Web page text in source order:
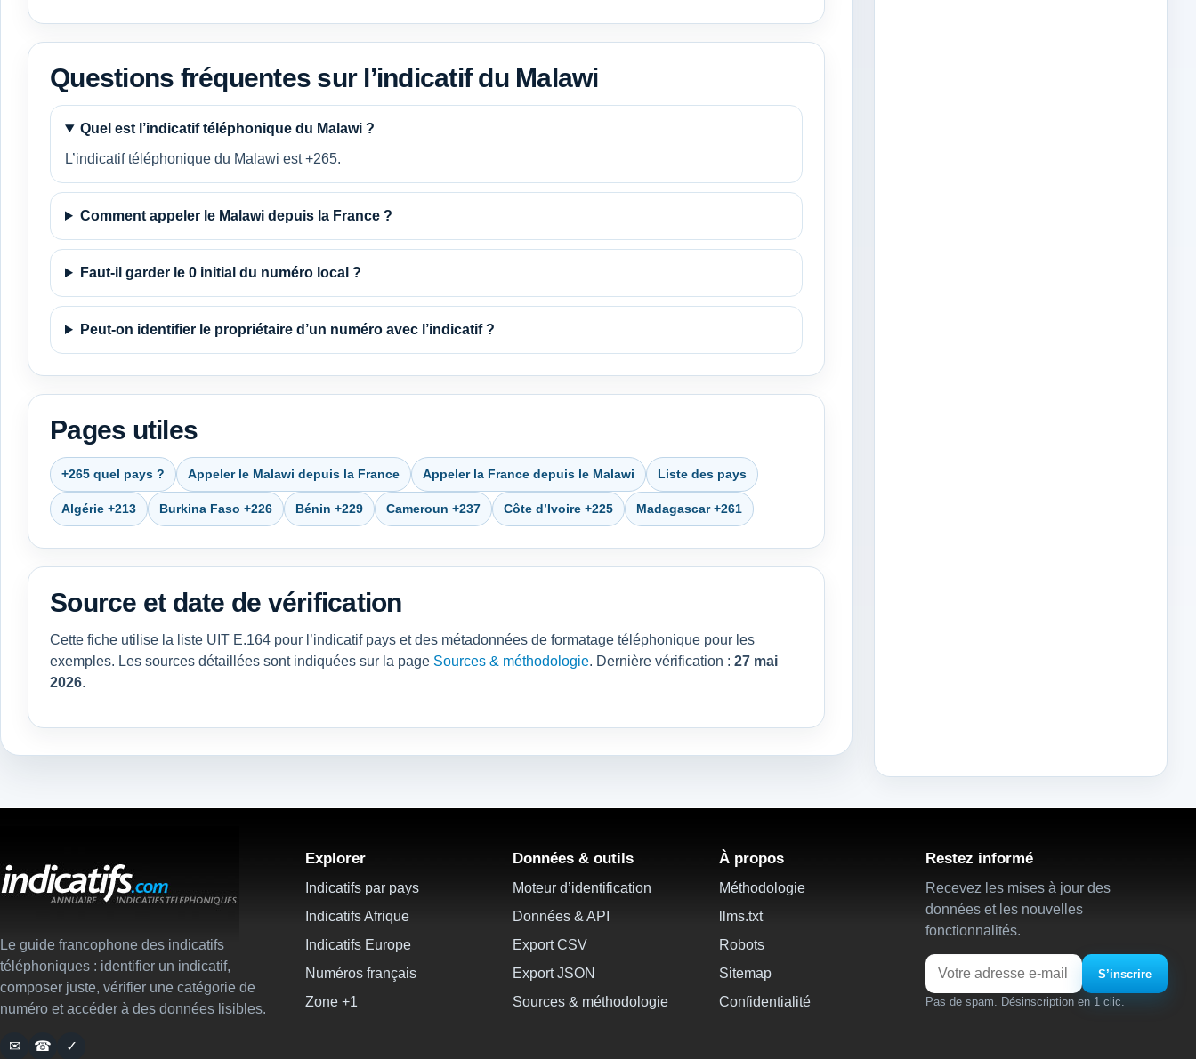
Questions fréquentes sur l’indicatif du Malawi
Quel est l’indicatif téléphonique du Malawi ?
L’indicatif téléphonique du Malawi est +265.
Comment appeler le Malawi depuis la France ?
Faut-il garder le 0 initial du numéro local ?
Peut-on identifier le propriétaire d’un numéro avec l’indicatif ?
Pages utiles
+265 quel pays ? Appeler le Malawi depuis la France Appeler la France depuis le Malawi Liste des pays
Algérie +213 Burkina Faso +226 Bénin +229 Cameroun +237 Côte d’Ivoire +225 Madagascar +261
Source et date de vérification
Cette fiche utilise la liste UIT E.164 pour l’indicatif pays et des métadonnées de formatage téléphonique pour les
exemples. Les sources détaillées sont indiquées sur la page Sources & méthodologie. Dernière vérification : 27 mai
2026.
Le guide francophone des indicatifs
téléphoniques : identifier un indicatif,
composer juste, vérifier une catégorie de
numéro et accéder à des données lisibles.
✉ ☎ ✓
Explorer
Indicatifs par pays
Indicatifs Afrique
Indicatifs Europe
Numéros français
Zone +1
Données & outils
Moteur d’identification
Données & API
Export CSV
Export JSON
Sources & méthodologie
À propos
Méthodologie
llms.txt
Robots
Sitemap
Confidentialité
Restez informé
Recevez les mises à jour des
données et les nouvelles
fonctionnalités.
Email
S’inscrire
Pas de spam. Désinscription en 1 clic.